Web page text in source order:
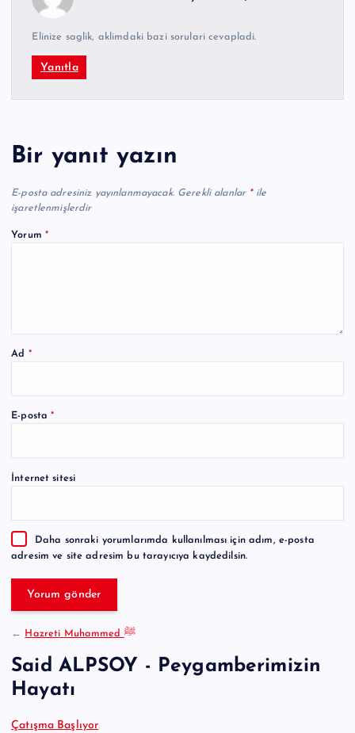
Elinize saglik, aklimdaki bazi sorulari cevapladi.
Yanıtla
Bir yanıt yazın
E-posta adresiniz yayınlanmayacak. Gerekli alanlar *ile
işaretlenmişlerdir
Yorum *
Ad *
E-posta*
İnternet sitesi
Daha sonraki yorumlarımda kullanılması için adım, e-posta
adresim ve site adresim bu tarayıcıya kaydedilsin.
A
e
a
t
← Hazreti Muhammed ﷺ
Said ALPSOY - Peygamberimizin
Hayatı
Çatışma Başlıyor